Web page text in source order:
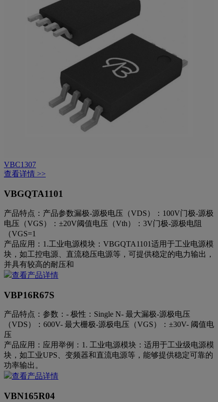
VBC1307
查看详情 >>
VBGQTA1101
产品特点： 产品参数漏极-源极电压（VDS）：100V门极-源极
电压（VGS）：±20V阈值电压（Vth）：3V门极-源极电阻
（VGS=1
产品应用： 1.工业电源模块：VBGQTA1101适用于工业电源模
块，如工控电源、直流稳压电源等，可提供稳定的电力输出，
并具有较高的耐压和
查看产品详情
VBP16R67S
产品特点： 参数：- 极性：Single N- 最大漏极-源极电压
（VDS）：600V- 最大栅极-源极电压（VGS）：±30V- 阈值电
压
产品应用： 应用举例：1. 工业电源模块：适用于工业级电源模
块，如工业UPS、变频器和直流电源等，能够提供稳定可靠的
功率输出。
查看产品详情
VBN165R04